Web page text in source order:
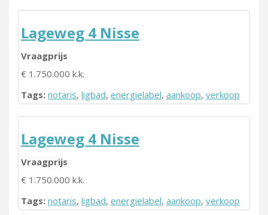
Lageweg 4 Nisse
Vraagprijs
€ 1.750.000 k.k.
Tags: notaris, ligbad, energielabel, aankoop, verkoop
Lageweg 4 Nisse
Vraagprijs
€ 1.750.000 k.k.
Tags: notaris, ligbad, energielabel, aankoop, verkoop